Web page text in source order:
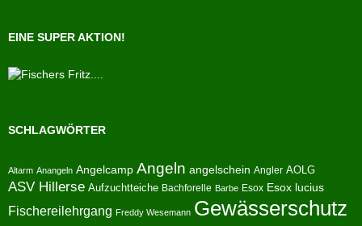
EINE SUPER AKTION!
SCHLAGWÖRTER
Altarm Anangeln Angelcamp Angeln angelschein Angler AOLG
ASV Hillerse Aufzuchtteiche Bachforelle Barbe Esox Esox lucius
Fischereilehrgang Freddy Wesemann Gewässerschutz